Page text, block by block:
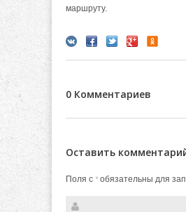
маршруту.
0 Комментариев
Оставить
Поля с *обязательны для